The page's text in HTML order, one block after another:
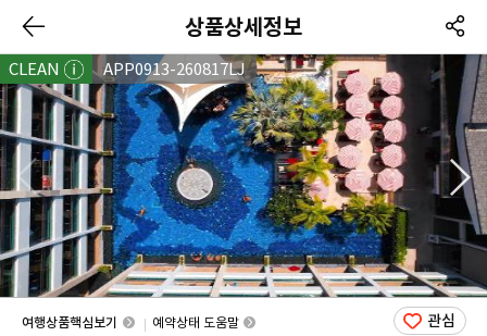
상품상세정보
CLEAN APP0913-260817LJ
여행상품핵심보기 예약상태 도움말 관심